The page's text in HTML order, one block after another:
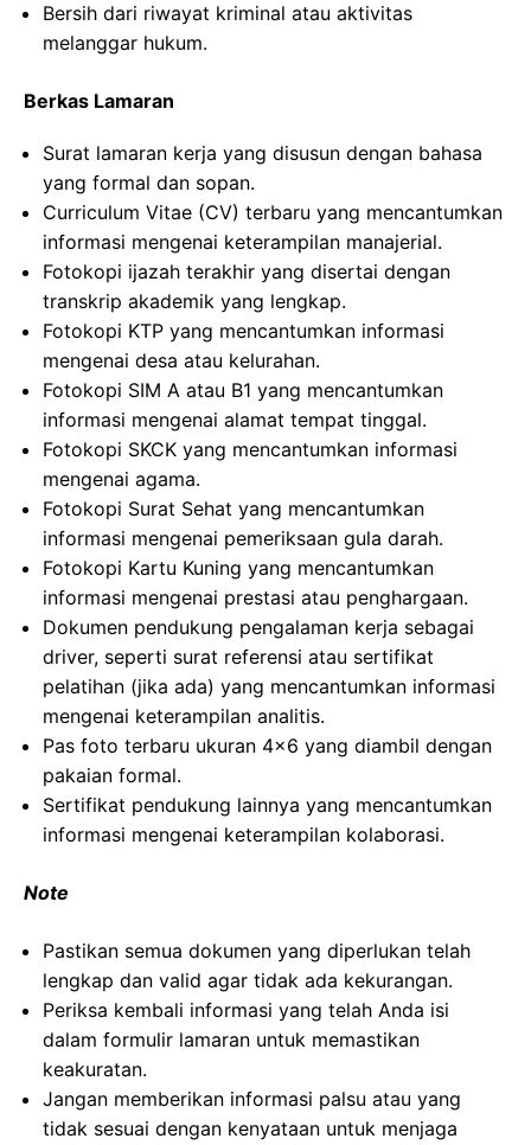
Bersih dari riwayat kriminal atau aktivitas
melanggar hukum.
Berkas Lamaran
Surat lamaran kerja yang disusun dengan bahasa
yang formal dan sopan.
Curriculum Vitae (CV) terbaru yang mencantumkan
informasi mengenai keterampilan manajerial.
Fotokopi ijazah terakhir yang disertai dengan
transkrip akademik yang lengkap.
Fotokopi KTP yang mencantumkan informasi
mengenai desa atau kelurahan.
Fotokopi SIM A atau B1 yang mencantumkan
informasi mengenai alamat tempat tinggal.
Fotokopi SKCK yang mencantumkan informasi
mengenai agama.
Fotokopi Surat Sehat yang mencantumkan
informasi mengenai pemeriksaan gula darah.
Fotokopi Kartu Kuning yang mencantumkan
informasi mengenai prestasi atau penghargaan.
Dokumen pendukung pengalaman kerja sebagai
driver, seperti surat referensi atau sertifikat
pelatihan (jika ada) yang mencantumkan informasi
mengenai keterampilan analitis.
Pas foto terbaru ukuran 4×6 yang diambil dengan
pakaian formal.
Sertifikat pendukung lainnya yang mencantumkan
informasi mengenai keterampilan kolaborasi.
Note
Pastikan semua dokumen yang diperlukan telah
lengkap dan valid agar tidak ada kekurangan.
Periksa kembali informasi yang telah Anda isi
dalam formulir lamaran untuk memastikan
keakuratan.
Jangan memberikan informasi palsu atau yang
tidak sesuai dengan kenyataan untuk menjaga